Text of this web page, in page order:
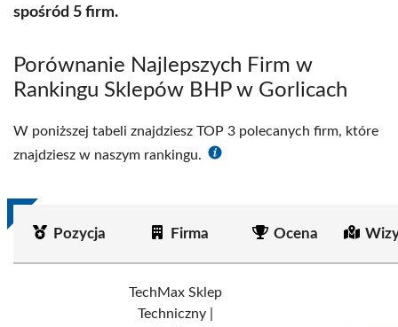
spośród 5 firm.
Porównanie Najlepszych Firm w
Rankingu Sklepów BHP w Gorlicach
W poniższej tabeli znajdziesz TOP 3 polecanych firm, które
znajdziesz w naszym rankingu.
Pozycja Firma Ocena
TechMax Sklep
Techniczny |